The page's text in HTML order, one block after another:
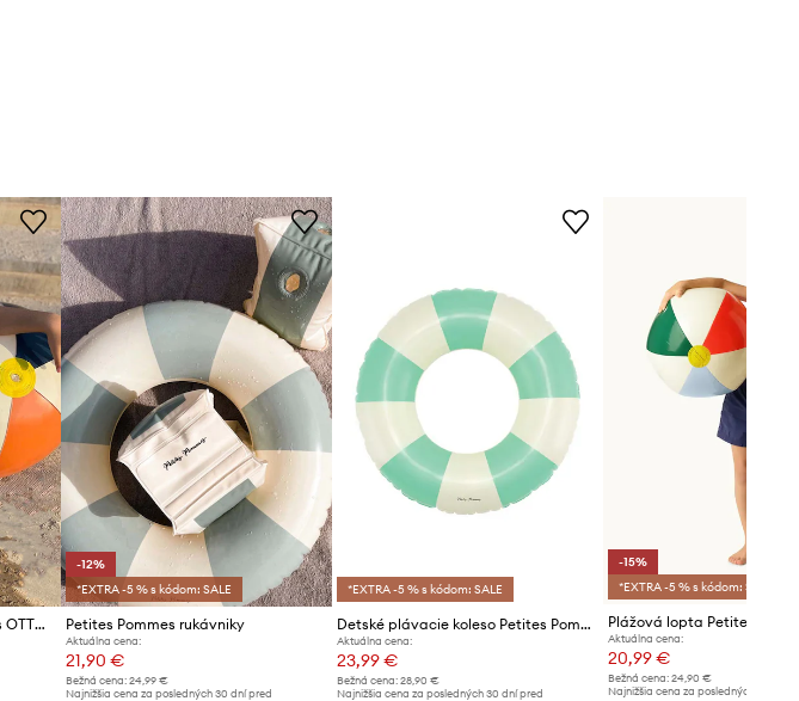
Plážová lopta Petites Pommes OTTO BEACH BALL
-12%
*EXTRA -5 % s kódom: SALE
Petites Pommes rukávniky
Aktuálna cena:
21,90 €
Bežná cena: 24,99 €
Najnižšia cena za posledných 30 dní pred
*EXTRA -5 % s kódom: SALE
Detské plávacie koleso Petites Pommes ANNA 60CM
Aktuálna cena:
23,99 €
Bežná cena:28,90 €
Najnižšia cena za posledných 30 dní pred
-15%
*EXTRA -5 % s kódom: SALE
Aktuálna cena:
20,99 €
Bežná cena: 24,90 €
Najnižšia cena za posledných 30 dní